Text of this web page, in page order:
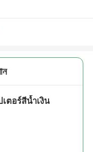
ตอร์สีน้ำเงิน